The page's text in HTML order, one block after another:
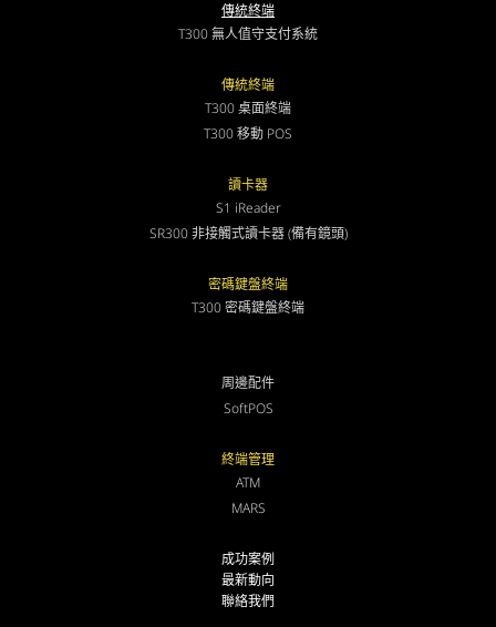
傳統終端
T300 無人值守支付系統
傳統終端
T300 桌面終端
T300 移動 POS
讀卡器
S1 iReader
SR300 非接觸式讀卡器 (備有鏡頭)
密碼鍵盤終端
T300 密碼鍵盤終端
周邊配件
SoftPOS
終端管理
ATM
MARS
成功案例
最新動向
聯絡我們